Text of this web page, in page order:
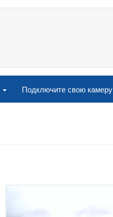
Подключите свою камеру